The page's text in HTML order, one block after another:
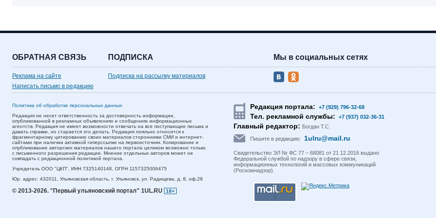
ОБРАТНАЯ СВЯЗЬ
Реклама на сайте
Написать письмо в редакцию
ПОДПИСКА
Подписка на рассылку материалов
Мы в социальных сетях
Политика об обработке персональных данных
Редакция не несет ответственность за достоверность информации,
опубликованной в рекламных объявлениях и сообщениях информационных
агентств. Редакция не имеет возможности отвечать на все поступающие письма и
давать справки, но старается это делать. Редакция лояльно относится к
фрагментарному цитированию своих материалов сторонними СМИ и интернет-
сайтами при наличии активной гиперссылки на первоисточник. Копирование и
опубликование авторских материалов нашего портала целиком возможно только
с письменного разрешения редакции. Мнение отдельных авторов может не
совпадать с редакционной политикой портала.
Учредитель ООО "ЦКП". ИНН 7325140148, ОГРН 1157325006475
Юр. адрес: 432011, Ульяновская область, г. Ульяновск, ул. Радищева, д. 8, оф.28
© 2013-2026. "Первый ульяновский портал" 1UL.RU 18+
Редакция портала: +7 (929) 796-32-68
Тел. рекламной службы: +7 (937) 032-36-31
Главный редактор: Богдан Т.С.
Пишите в редакцию: 1ulru@mail.ru
Свидетельство ЭЛ № ФС 77 – 68081 от 21.12.2016 выдано
Федеральной службой по надзору в сфере связи,
информационных технологий и массовых коммуникаций
(Роскомнадзор).